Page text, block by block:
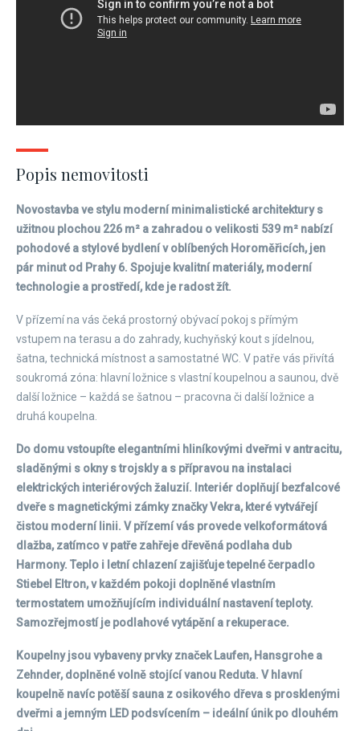
Popis nemovitosti
Novostavba ve stylu moderní minimalistické architektury s
užitnou plochou 226 m² a zahradou o velikosti 539 m² nabízí
pohodové a stylové bydlení v oblíbených Horoměřicích, jen
pár minut od Prahy 6. Spojuje kvalitní materiály, moderní
technologie a prostředí, kde je radost žít.
V přízemí na vás čeká prostorný obývací pokoj s přímým
vstupem na terasu a do zahrady, kuchyňský kout s jídelnou,
šatna, technická místnost a samostatné WC. V patře vás přivítá
soukromá zóna: hlavní ložnice s vlastní koupelnou a saunou, dvě
další ložnice – každá se šatnou – pracovna či další ložnice a
druhá koupelna.
Do domu vstoupíte elegantními hliníkovými dveřmi v antracitu,
sladěnými s okny s trojskly a s přípravou na instalaci
elektrických interiérových žaluzií. Interiér doplňují bezfalcové
dveře s magnetickými zámky značky Vekra, které vytvářejí
čistou moderní linii. V přízemí vás provede velkoformátová
dlažba, zatímco v patře zahřeje dřevěná podlaha dub
Harmony. Teplo i letní chlazení zajišťuje tepelné čerpadlo
Stiebel Eltron, v každém pokoji doplněné vlastním
termostatem umožňujícím individuální nastavení teploty.
Samozřejmostí je podlahové vytápění a rekuperace.
Koupelny jsou vybaveny prvky značek Laufen, Hansgrohe a
Zehnder, doplněné volně stojící vanou Reduta. V hlavní
koupelně navíc potěší sauna z osikového dřeva s prosklenými
dveřmi a jemným LED podsvícením – ideální únik po dlouhém